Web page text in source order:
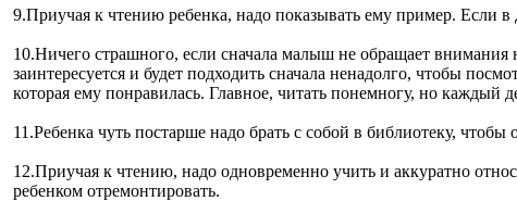
9.Приучая к чтению ребенка, надо показывать ему пример. Если
10.Ничего страшного, если сначала малыш не обращает
заинтересуется и будет подходить сначала ненадолго, чтобы
которая ему понравилась. Главное, читать понемногу, но каждый
11.Ребенка чуть постарше надо брать с собой в библиотеку,
12.Приучая к чтению, надо одновременно учить и аккуратно
ребенком отремонтировать.